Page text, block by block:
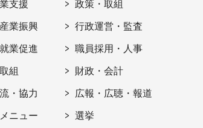
支援
業振興
業促進
組
・協力
ニュー
政策・取組
行政運営・監査
職員採用・人事
財政・会計
広報・広聴・報道
選挙